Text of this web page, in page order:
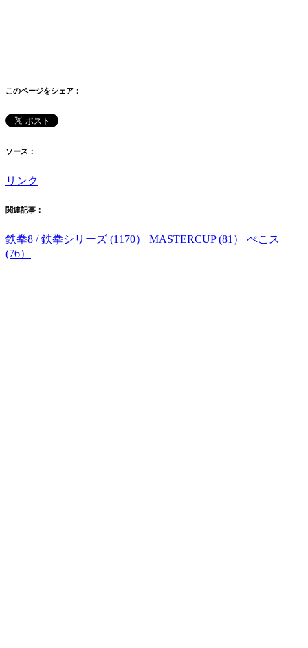
このページをシェア：
ソース：
リンク
関連記事：
鉄拳8 / 鉄拳シリーズ (1170） MASTERCUP (81）
ぺこス
(76）